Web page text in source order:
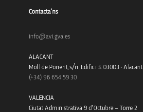
Contacta’ns
info@avi.gva.es
ALACANT
Moll de Ponent, s/n. Edifici B. 03003 · Alacant
(+34) 96 654 59 30
VALENCIA
Ciutat Administrativa 9 d’Octubre – Torre 2